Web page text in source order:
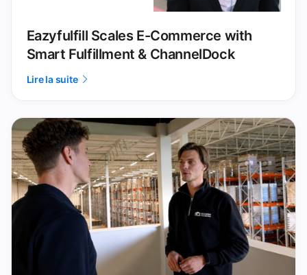
Eazyfulfill Scales E-Commerce with
Smart Fulfillment & ChannelDock
Lire la suite